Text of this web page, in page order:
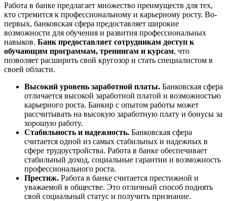
Работа в банке предлагает множество преимуществ для тех,
кто стремится к профессиональному и карьерному росту. Во-
первых, банковская сфера предоставляет широкие
возможности для обучения и развития профессиональных
навыков. Банк предоставляет сотрудникам доступ к
обучающим программам, тренингам и курсам, что
позволяет расширить свой кругозор и стать специалистом в
своей области.
Высокий уровень заработной платы. Банковская сфера
отличается высокой заработной платой и возможностью
карьерного роста. Банкир с опытом работы может
рассчитывать на высокую заработную плату и бонусы за
хорошую работу.
Стабильность и надежность. Банковская сфера
считается одной из самых стабильных и надежных в
сфере трудоустройства. Работа в банке обеспечивает
стабильный доход, социальные гарантии и возможность
профессионального роста.
Престиж. Работа в банке считается престижной и
уважаемой в обществе. Это отличный способ поднять
свой социальный статус и получить признание.